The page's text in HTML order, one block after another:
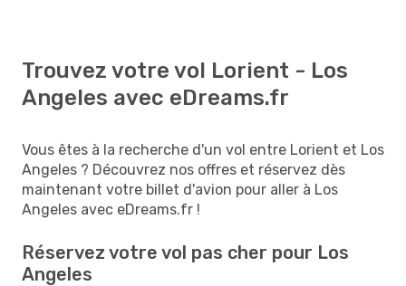
Trouvez votre vol Lorient - Los
Angeles avec eDreams.fr
Vous êtes à la recherche d'un vol entre Lorient et Los
Angeles ? Découvrez nos offres et réservez dès
maintenant votre billet d'avion pour aller à Los
Angeles avec eDreams.fr !
Réservez votre vol pas cher pour Los
Angeles